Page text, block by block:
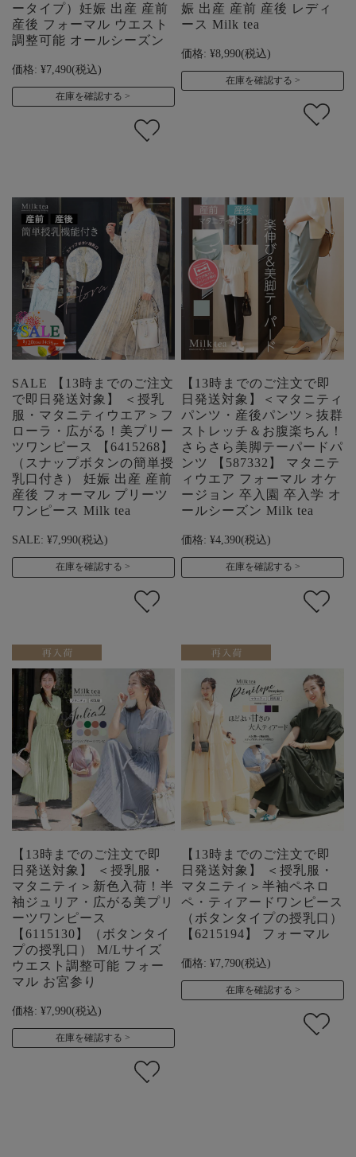
ータイプ）妊娠 出産 産前
産後 フォーマル ウエスト
調整可能 オールシーズン
価格: ¥7,490(税込)
在庫を確認する
娠 出産 産前 産後 レディ
ース Milk tea
価格: ¥8,990(税込)
在庫を確認する
SALE 【13時までのご注文
で即日発送対象】 ＜授乳
服・マタニティウエア＞フ
ローラ・広がる！美プリー
ツワンピース 【6415268】
（スナップボタンの簡単授
乳口付き） 妊娠 出産 産前
産後 フォーマル プリーツ
ワンピース Milk tea
SALE: ¥7,990(税込)
在庫を確認する
【13時までのご注文で即
日発送対象】＜マタニティ
パンツ・産後パンツ＞抜群
ストレッチ＆お腹楽ちん！
さらさら美脚テーパードパ
ンツ 【587332】 マタニテ
ィウエア フォーマル オケ
ージョン 卒入園 卒入学 オ
ールシーズン Milk tea
価格: ¥4,390(税込)
在庫を確認する
【13時までのご注文で即
日発送対象】 ＜授乳服・
マタニティ＞新色入荷！半
袖ジュリア・広がる美プリ
ーツワンピース
【6115130】（ボタンタイ
プの授乳口） M/Lサイズ
ウエスト調整可能 フォー
マル お宮参り
価格: ¥7,990(税込)
在庫を確認する
【13時までのご注文で即
日発送対象】 ＜授乳服・
マタニティ＞半袖ペネロ
ペ・ティアードワンピース
（ボタンタイプの授乳口）
【6215194】 フォーマル
価格: ¥7,790(税込)
在庫を確認する